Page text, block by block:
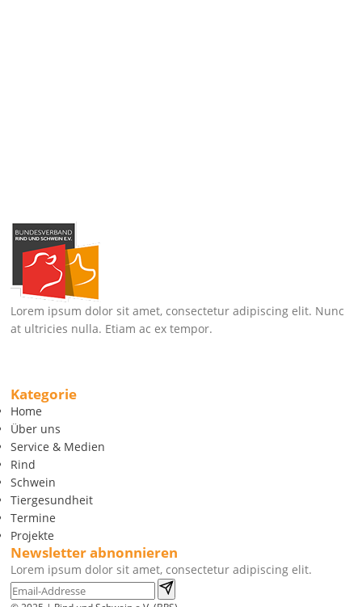
Lorem ipsum dolor sit amet, consectetur adipiscing elit. Nunc
at ultricies nulla. Etiam ac ex tempor.
Kategorie
Home
Über uns
Service & Medien
Rind
Schwein
Tiergesundheit
Termine
Projekte
Newsletter abnonnieren
Lorem ipsum dolor sit amet, consectetur adipiscing elit.